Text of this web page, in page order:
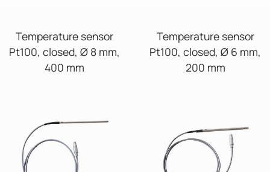
Temperature sensor
Pt100, closed, Ø 8 mm,
400 mm
Temperature sensor
Pt100, closed, Ø 6 mm,
200 mm